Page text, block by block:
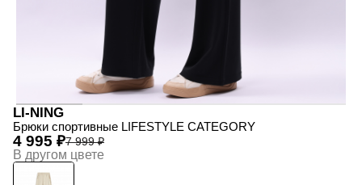
LI-NING
Брюки спортивные LIFESTYLE CATEGORY
7 999 ₽
4 995 ₽
В другом цвете